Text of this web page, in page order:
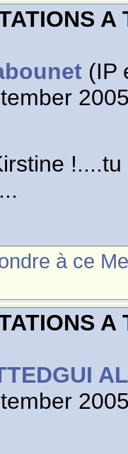
A
(IP
à ce
A